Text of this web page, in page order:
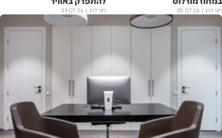
חני לוין 30.07.26 חני לוין 29.07.26